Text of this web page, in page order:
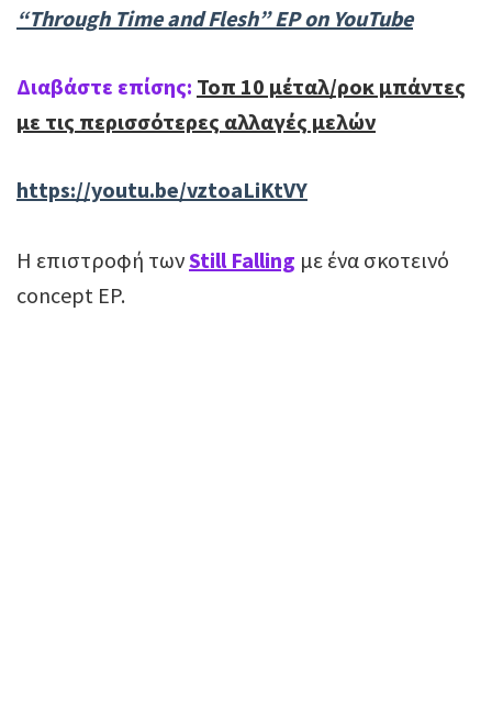
“Through Time and Flesh” EP on YouTube
Διαβάστε επίσης: Τοπ 10 μέταλ/ροκ μπάντες
με τις περισσότερες αλλαγές μελών
https://youtu.be/vztoaLiKtVY
Η επιστροφή τωνStill Falling με ένα σκοτεινό
concept EP.